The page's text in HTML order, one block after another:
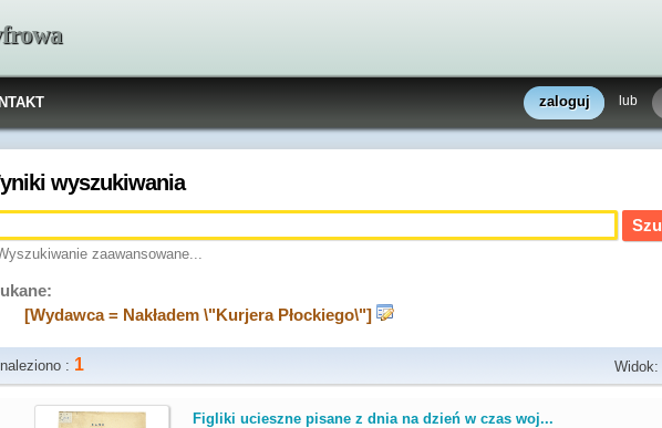
zaloguj lub
wyszukiwania
zaawansowane...
[Wydawca = Nakładem \"Kurjera Płockiego\"]
: 1 Widok:
Figliki ucieszne pisane z dnia na dzień w czas woj...